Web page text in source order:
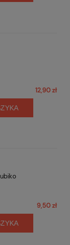
12,90 zł
9,50 zł